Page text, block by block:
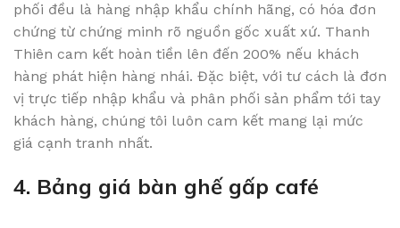
phối đều là hàng nhập khẩu chính hãng, có hóa đơn
chứng từ chứng minh rõ nguồn gốc xuất xứ. Thanh
Thiên cam kết hoàn tiền lên đến 200% nếu khách
hàng phát hiện hàng nhái. Đặc biệt, với tư cách là đơn
vị trực tiếp nhập khẩu và phân phối sản phẩm tới tay
khách hàng, chúng tôi luôn cam kết mang lại mức
giá cạnh tranh nhất.
4. Bảng giá bàn ghế gấp café